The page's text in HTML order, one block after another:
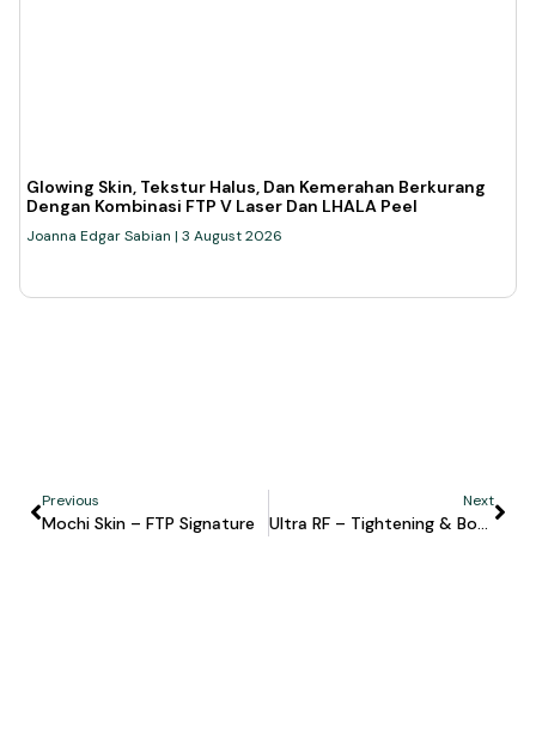
Glowing Skin, Tekstur Halus, Dan Kemerahan Berkurang
Dengan Kombinasi FTP V Laser Dan LHALA Peel
Joanna Edgar Sabian 3 August 2026
Previous
Mochi Skin – FTP Signature
Next
Ultra RF – Tightening & Body Contouring Tanpa Operasi